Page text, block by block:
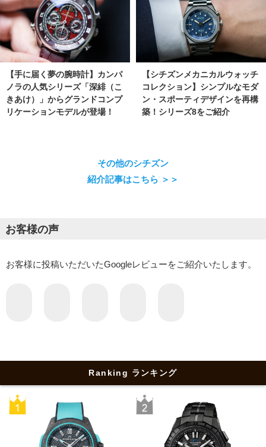
【手に届く夢の腕時計】カンパ
ノラの人気シリーズ「深緋（こ
きあけ）」からグランドコンプ
リケーションモデルが登場！
【シチズンメカニカルウォッチ
コレクション】シンプルなモダ
ン・スポーティデザインを再構
築！シリーズ8をご紹介
その他のシチズン
紹介記事はこちら ＞＞
お客様の声
お客様に投稿いただいたGoogleレビューをご紹介いたします。
Ranking ランキング